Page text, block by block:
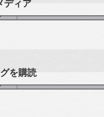
ディア
を購読